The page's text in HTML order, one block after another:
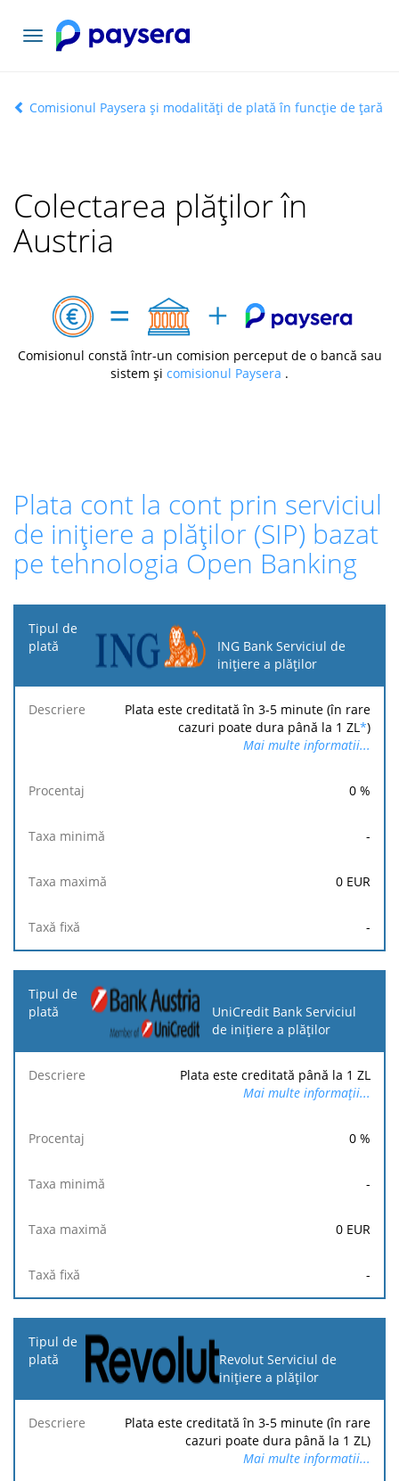
Comutați
navigarea
Comisionul Paysera și modalități de plată în funcție de țară
Colectarea plăților în
Austria
Comisionul constă într-un comision perceput de o bancă sau
sistem și comisionul Paysera .
Plata cont la cont prin serviciul
de inițiere a plăților (SIP) bazat
pe tehnologia Open Banking
Tipul
de
Descriere Procentaj
Taxa
minimă
Taxa
maximă
Taxă
fixă
ING Bank Serviciul de
inițiere a plăților
Plata este creditată în 3-5 minute (în rare
cazuri poate dura până la 1 ZL *)
Mai multe informatii...
0 %
-
0 EUR
-
UniCredit Bank Serviciul
de inițiere a plăților
Plata este creditată până la 1 ZL
Mai multe informații...
0 %
-
0 EUR
-
Revolut Serviciul de
inițiere a plăților
Plata este creditată în 3-5 minute (în rare
cazuri poate dura până la 1 ZL)
Mai multe informatii...